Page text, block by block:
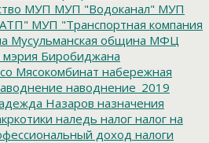
МУП МУП "Водоканал" МУП
МУП "Транспортная компания
Мусульманская община МФЦ
мэрия Биробиджана
Мясокомбинат набережная
наводнение_2019
Назаров назначения
наледь налог налог на
доход налоги